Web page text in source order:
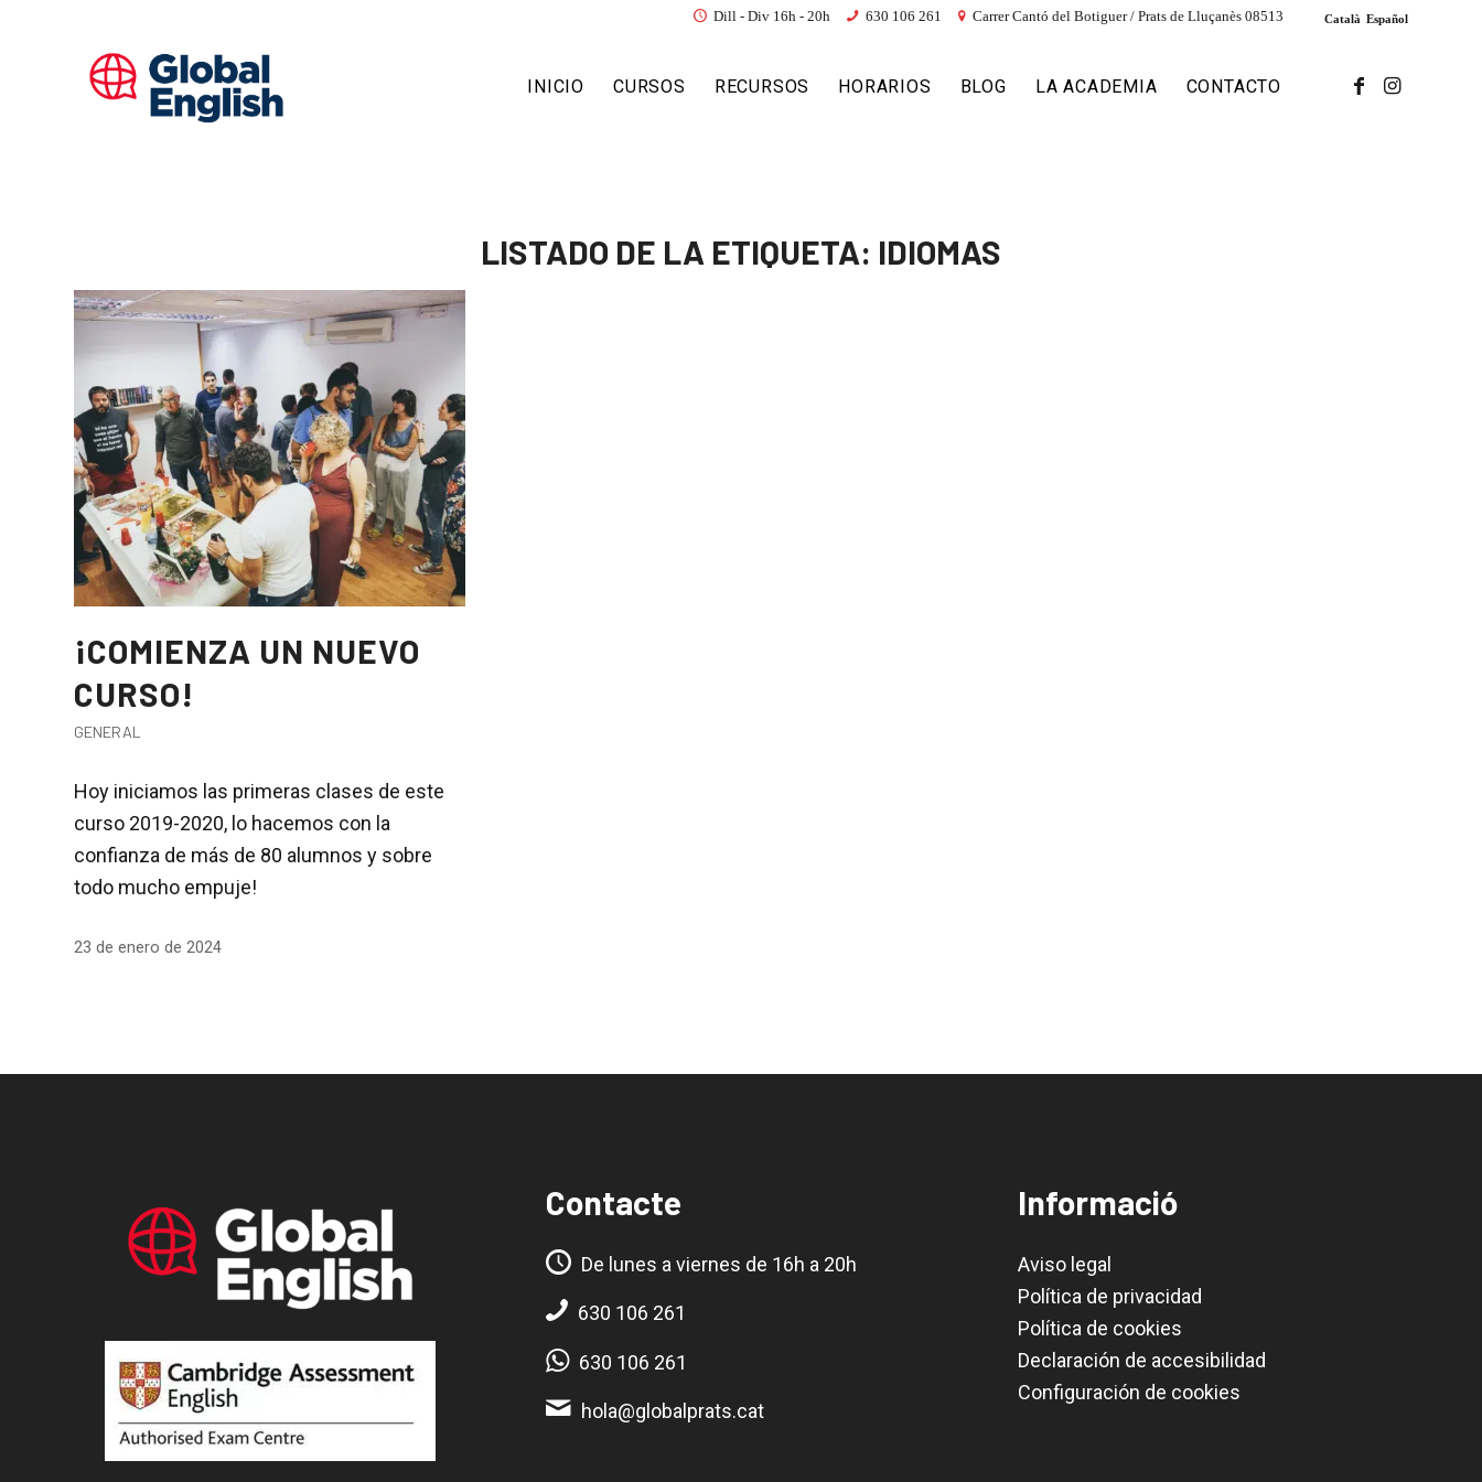
Català Español
Dill - Div 16h - 20h 630 106 261 Carrer Cantó del Botiguer / Prats de Lluçanès 08513
INICIO CURSOS RECURSOS HORARIOS BLOG LA ACADEMIA CONTACTO
LISTADO DE LA ETIQUETA: IDIOMAS
¡COMIENZA UN NUEVO
CURSO!
GENERAL
Hoy iniciamos las primeras clases de este
curso 2019-2020, lo hacemos con la
confianza de más de 80 alumnos y sobre
todo mucho empuje!
23 de enero de 2024
Contacte
De lunes a viernes de 16h a 20h
630 106 261
630 106 261
hola@globalprats.cat
Informació
Aviso legal
Política de privacidad
Política de cookies
Declaración de accesibilidad
Configuración de cookies